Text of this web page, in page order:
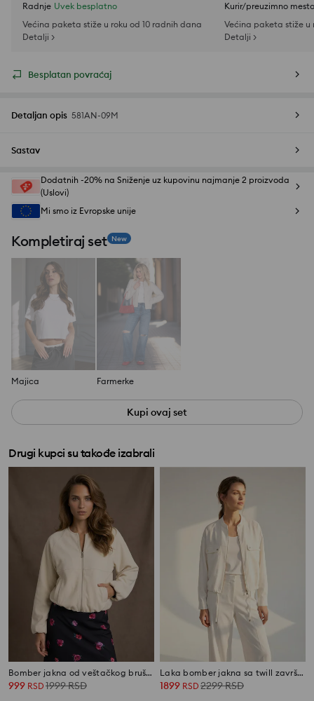
Radnje Uvek besplatno
Većina paketa stiže u roku od 10 radnih dana
Detalji >
Kurir/preuzimno mesto
Većina paketa stiže u
Detalji >
Besplatan povraćaj
Detaljan opis 581AN-09M
Sastav
Dodatnih -20% na Sniženje uz kupovinu najmanje 2 proizvoda
(Uslovi)
Mi smo iz Evropske unije
Kompletiraj set New
Majica Farmerke
Kupi ovaj set
Drugi kupci su takođe izabrali
Bomber jakna od veštačkog brušenog antilopa
999 RSD 1999RSD
Laka bomber jakna sa twill završetkom
1899 RSD 2299RSD